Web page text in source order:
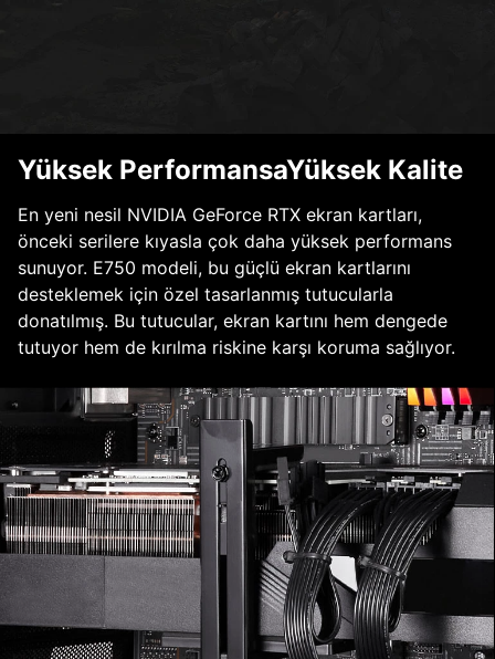
Yüksek PerformansaYüksek Kalite
En yeni nesil NVIDIA GeForce RTX ekran kartları,
önceki serilere kıyasla çok daha yüksek performans
sunuyor. E750 modeli, bu güçlü ekran kartlarını
desteklemek için özel tasarlanmış tutucularla
donatılmış. Bu tutucular, ekran kartını hem dengede
tutuyor hem de kırılma riskine karşı koruma sağlıyor.